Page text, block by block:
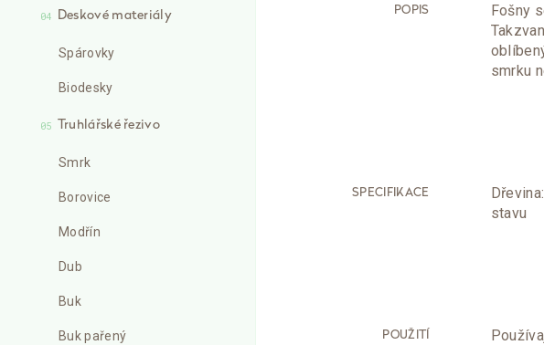
04 Deskové materiály
Spárovky
Biodesky
05 Truhlářské řezivo
Smrk
Borovice
Modřín
Dub
Buk
Buk pařený
POPIS
Fošny
smrku
SPECIFIKACE
stavu
POUŽITÍ